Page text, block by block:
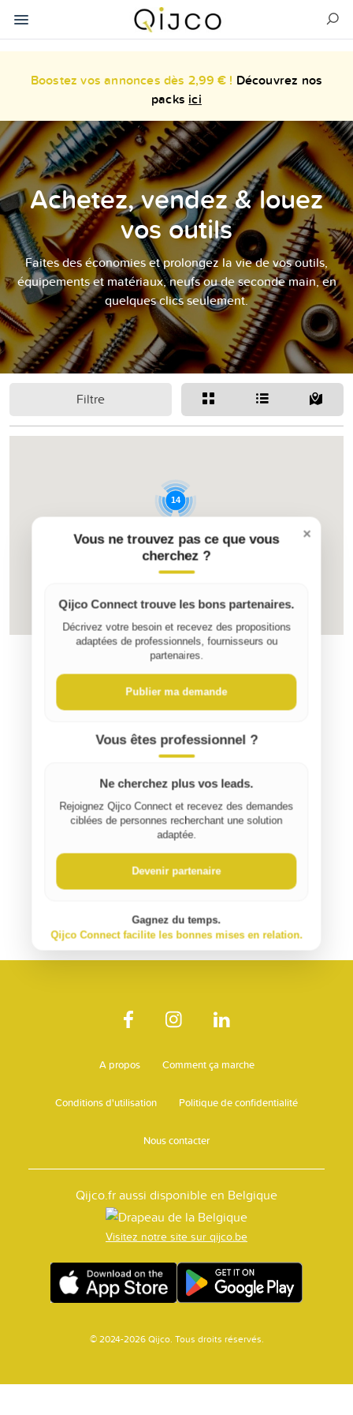
Boostez vos annonces dès 2,99 € ! Découvrez nos
packs ici
Achetez, vendez & louez
vos outils
Faites des économies et prolongez la vie de vos outils,
équipements et matériaux, neufs ou de seconde main, en
quelques clics seulement.
Filtre
14
12
A propos Comment ça marche
Conditions d'utilisation Politique de confidentialité
Nous contacter
Qijco.fr aussi disponible en Belgique
Visitez notre site sur qijco.be
© 2024-2026 Qijco. Tous droits réservés.
×
Vous ne trouvez pas ce que vous
cherchez ?
Qijco Connect trouve les bons partenaires.
Décrivez votre besoin et recevez des propositions
adaptées de professionnels, fournisseurs ou
partenaires.
Publier ma demande
Vous êtes professionnel ?
Ne cherchez plus vos leads.
Rejoignez Qijco Connect et recevez des demandes
ciblées de personnes recherchant une solution
adaptée.
Devenir partenaire
Gagnez du temps.
Qijco Connect facilite les bonnes mises en relation.